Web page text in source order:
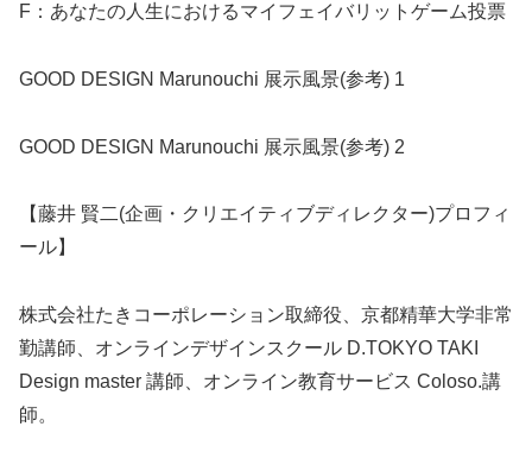
F：あなたの人生におけるマイフェイバリットゲーム投票
GOOD DESIGN Marunouchi 展示風景(参考) 1
GOOD DESIGN Marunouchi 展示風景(参考) 2
【藤井 賢二(企画・クリエイティブディレクター)プロフィ
ール】
株式会社たきコーポレーション取締役、京都精華大学非常
勤講師、オンラインデザインスクール D.TOKYO TAKI
Design master 講師、オンライン教育サービス Coloso.講
師。